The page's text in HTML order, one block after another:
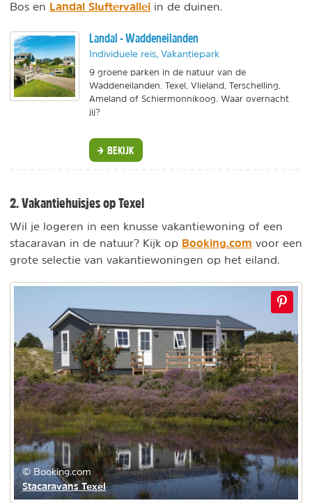
Bos en Landal Sluftervallei in de duinen.
Landal - Waddeneilanden
Individuele reis, Vakantiepark
9 groene parken in de natuur van de
Waddeneilanden. Texel, Vlieland, Terschelling,
Ameland of Schiermonnikoog. Waar overnacht
jij?
BEKIJK
2. Vakantiehuisjes op Texel
Wil je logeren in een knusse vakantiewoning of een
stacaravan in de natuur? Kijk op Booking.com voor een
grote selectie van vakantiewoningen op het eiland.
© Booking.com
Stacaravans Texel